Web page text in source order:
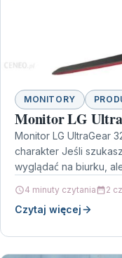
MONITORY
Monitor LG
Monitor LG UltraGear
charakter Jeśli
wyglądać na biurku,
4 minuty czytania 2
Czytaj więcej